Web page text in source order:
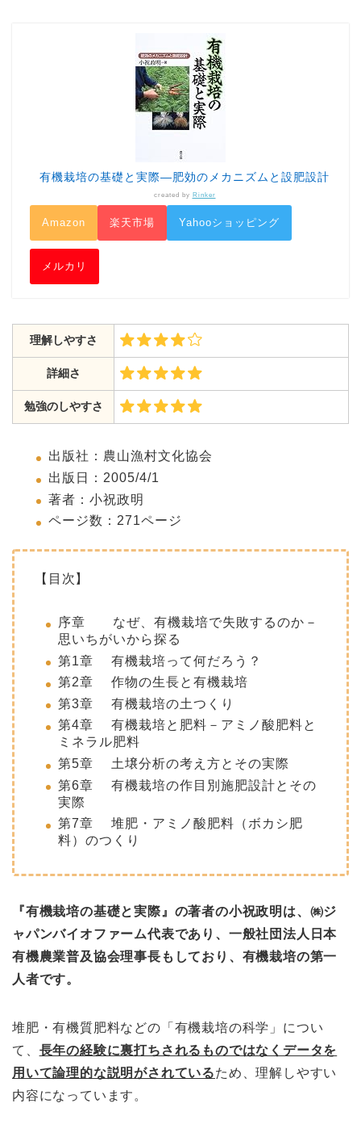
有機栽培の基礎と実際―肥効のメカニズムと設肥設計
created by Rinker
Amazon 楽天市場 Yahooショッピング
メルカリ
理解しやすさ
詳細さ
勉強のしやすさ
出版社：農山漁村文化協会
出版日：2005/4/1
著者：小祝政明
ページ数：271ページ
【目次】
序章 なぜ、有機栽培で失敗するのか－
思いちがいから探る
第1章 有機栽培って何だろう？
第2章 作物の生長と有機栽培
第3章 有機栽培の土つくり
第4章 有機栽培と肥料－アミノ酸肥料と
ミネラル肥料
第5章 土壌分析の考え方とその実際
第6章 有機栽培の作目別施肥設計とその
実際
第7章 堆肥・アミノ酸肥料（ボカシ肥
料）のつくり
『有機栽培の基礎と実際』の著者の小祝政明は、㈱ジ
ャパンバイオファーム代表であり、 一般社団法人日本
有機農業普及協会理事長もしており、有機栽培の第一
人者です。
堆肥・有機質肥料などの「有機栽培の科学」につい
て、 長年の経験に裏打ちされるものではなくデータを
用いて論理的な説明がされているため、理解しやすい
内容になっています。